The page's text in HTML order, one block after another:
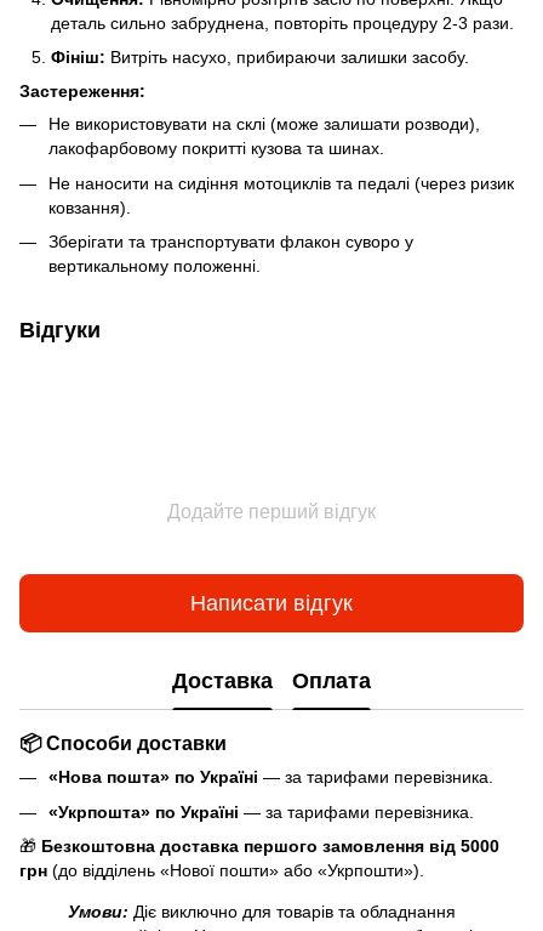
деталь сильно забруднена, повторіть процедуру 2-3 рази.
Фініш: Витріть насухо, прибираючи залишки засобу.
Застереження:
Не використовувати на склі (може залишати розводи),
лакофарбовому покритті кузова та шинах.
Не наносити на сидіння мотоциклів та педалі (через ризик
ковзання).
Зберігати та транспортувати флакон суворо у
вертикальному положенні.
Відгуки
Додайте перший відгук
Написати відгук
Доставка Оплата
📦 Способи доставки
«Нова пошта» по Україні — за тарифами перевізника.
«Укрпошта» по Україні — за тарифами перевізника.
🎁 Безкоштовна доставка першого замовлення від 5000
грн (до відділень «Нової пошти» або «Укрпошти»).
Умови: Діє виключно для товарів та обладнання